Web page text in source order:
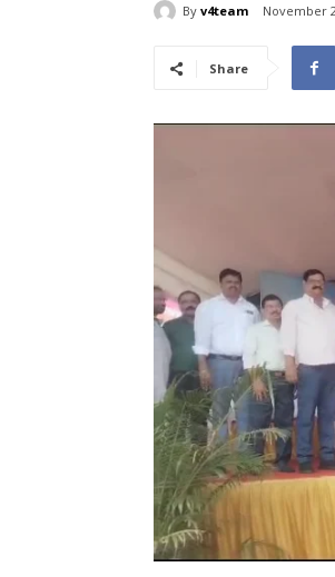
By v4team November
Share